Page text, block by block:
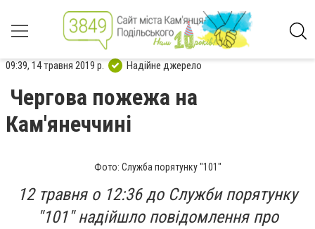
09:39, 14 травня 2019 р. Надійне джерело
Чергова пожежа на
Кам'янеччині
Фото: Служба порятунку "101"
12 травня о 12:36 до Служби порятунку
"101" надійшло повідомлення про